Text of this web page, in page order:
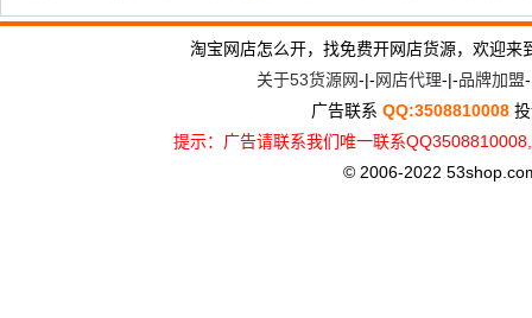
淘宝网店怎么开，找免费开网店货源，欢迎
关于53货源网-|-网店代理-|-品牌加盟
广告联系 QQ:3508810008
提示：广告请联系我们唯一联系
© 2006-2022